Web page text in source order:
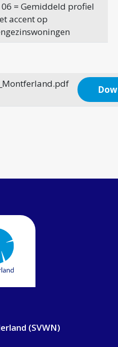
06 = Gemiddeld profiel
accent op
(SVWN)